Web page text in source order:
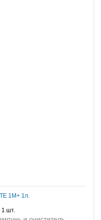
1М+ 1л.
1 шт.